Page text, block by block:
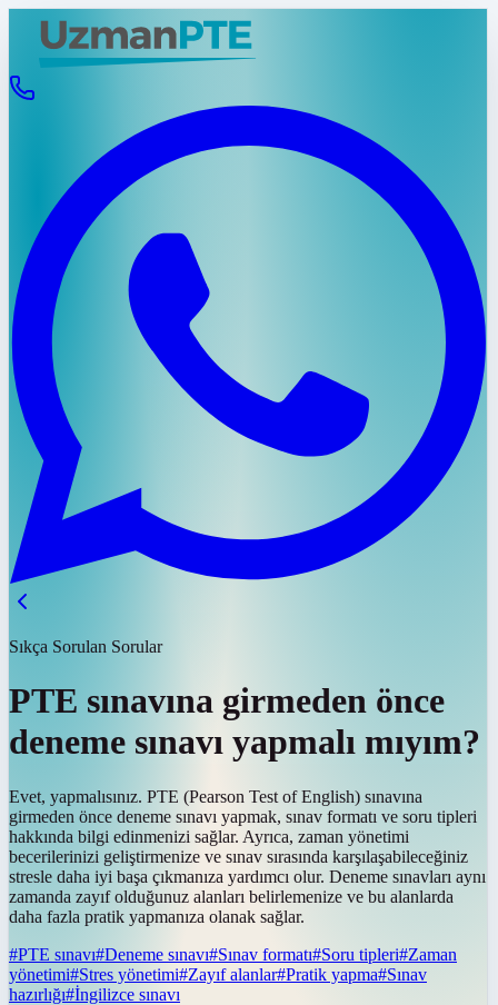
Sıkça Sorulan Sorular
PTE sınavına girmeden önce
deneme sınavı yapmalı mıyım?
Evet, yapmalısınız. PTE (Pearson Test of English) sınavına
girmeden önce deneme sınavı yapmak, sınav formatı ve soru tipleri
hakkında bilgi edinmenizi sağlar. Ayrıca, zaman yönetimi
becerilerinizi geliştirmenize ve sınav sırasında karşılaşabileceğiniz
stresle daha iyi başa çıkmanıza yardımcı olur. Deneme sınavları aynı
zamanda zayıf olduğunuz alanları belirlemenize ve bu alanlarda
daha fazla pratik yapmanıza olanak sağlar.
#PTE sınavı#Deneme sınavı#Sınav formatı#Soru tipleri#Zaman
yönetimi#Stres yönetimi#Zayıf alanlar#Pratik yapma#Sınav
hazırlığı#İngilizce sınavı